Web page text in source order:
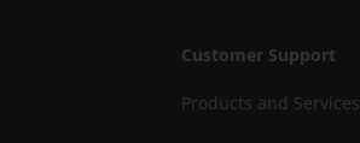
Customer Support
Products and Services